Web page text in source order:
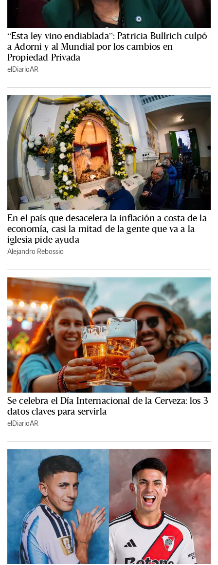
“Esta ley vino endiablada”: Patricia Bullrich culpó
a Adorni y al Mundial por los cambios en
Propiedad Privada
elDiarioAR
En el país que desacelera la inflación a costa de la
economía, casi la mitad de la gente que va a la
iglesia pide ayuda
Alejandro Rebossio
Se celebra el Día Internacional de la Cerveza: los 3
datos claves para servirla
elDiarioAR